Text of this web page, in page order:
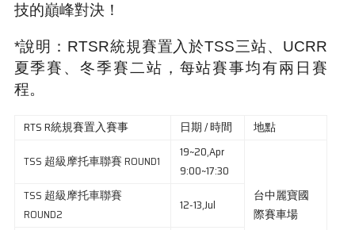
技的巔峰對決！
*說明：RTSR統規賽置入於TSS三站、UCRR
夏季賽、冬季賽二站，每站賽事均有兩日賽
程。
RTS R統規賽置入賽事 日期 / 時間 地點
TSS 超級摩托車聯賽 ROUND1
19~20,Apr
9:00~17:30
台中麗寶國
際賽車場
TSS 超級摩托車聯賽
ROUND2
12-13,Jul